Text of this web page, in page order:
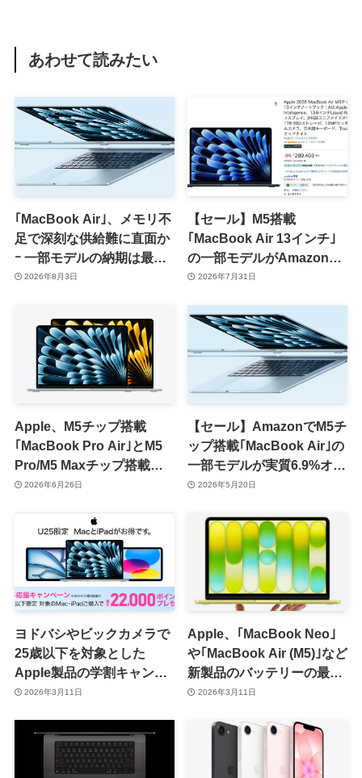
あわせて読みたい
｢MacBook Air｣、メモリ不
足で深刻な供給難に直面か
ｰ 一部モデルの納期は最短
でも8月下旬に
2026年8月3日
【セール】M5搭載
｢MacBook Air 13インチ｣
の一部モデルがAmazonで
実質最大10％オフに
2026年7月31日
Apple、M5チップ搭載
｢MacBook Pro Air｣とM5
Pro/M5 Maxチップ搭載
｢MacBook Pro｣の整備済
2026年6月26日
【セール】AmazonでM5チ
ップ搭載｢MacBook Air｣の
一部モデルが実質6.9%オフ
で販売中
2026年5月20日
ヨドバシやビックカメラで
25歳以下を対象とした
Apple製品の学割キャンペ
ーンを実施中｜最新の
｢MacBook Neo｣｢iPad
Air｣が対象
2026年3月11日
Apple、｢MacBook Neo｣
や｢MacBook Air (M5)｣など
新製品のバッテリーの最大
充放電回数の情報を公開
2026年3月11日